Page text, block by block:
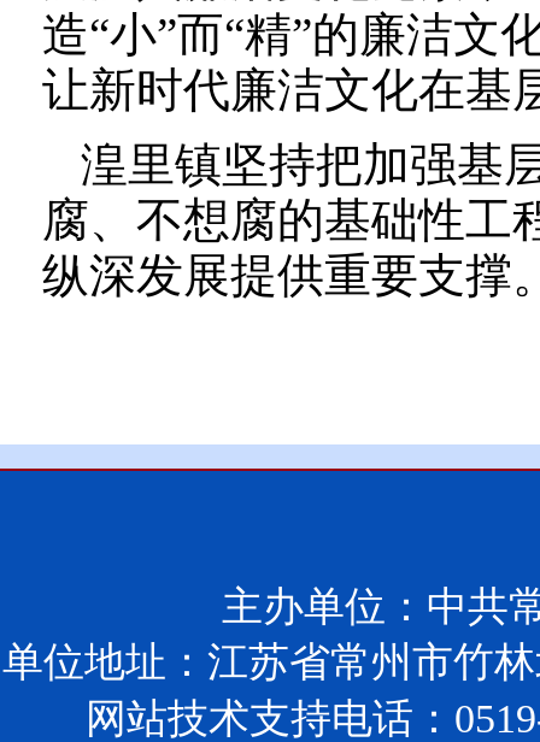
造“小”而“精”的廉洁文
让新时代廉洁文化在基
湟里镇坚持把加强基
腐、不想腐的基础性工
纵深发展提供重要支撑
主办单位：中共
单位地址：江苏省常州市竹
网站技术支持电话：